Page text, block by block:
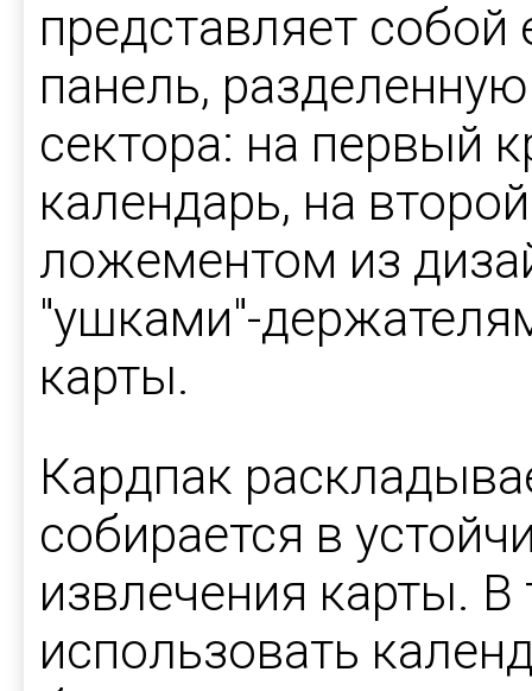
представляет
панель,
сектора: на первый
календарь, на
ложементом из
"ушками"-
карты.
Кардпак
собирается в
извлечения карты.
использовать